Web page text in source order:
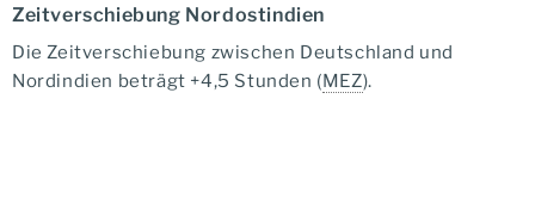
Zeitverschiebung Nordostindien
Die Zeitverschiebung zwischen Deutschland und
Nordindien beträgt +4,5 Stunden (MEZ).